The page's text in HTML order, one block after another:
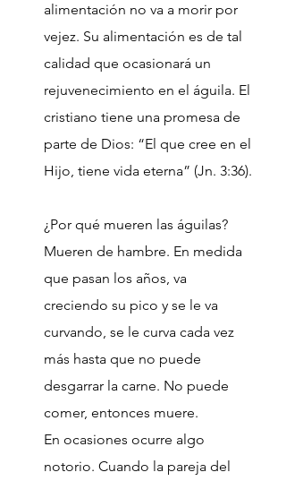
alimentación no va a morir por
vejez. Su alimentación es de tal
calidad que ocasionará un
rejuvenecimiento en el águila. El
cristiano tiene una promesa de
parte de Dios: “El que cree en el
Hijo, tiene vida eterna” (Jn. 3:36).
¿Por qué mueren las águilas?
Mueren de hambre. En medida
que pasan los años, va
creciendo su pico y se le va
curvando, se le curva cada vez
más hasta que no puede
desgarrar la carne. No puede
comer, entonces muere.
En ocasiones ocurre algo
notorio. Cuando la pareja del